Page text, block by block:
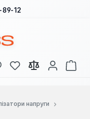
89-12
У вас є 0 у списку
напруги